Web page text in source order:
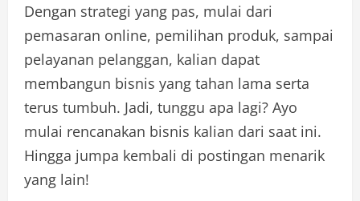
Dengan strategi yang pas, mulai dari
pemasaran online, pemilihan produk, sampai
pelayanan pelanggan, kalian dapat
membangun bisnis yang tahan lama serta
terus tumbuh. Jadi, tunggu apa lagi? Ayo
mulai rencanakan bisnis kalian dari saat ini.
Hingga jumpa kembali di postingan menarik
yang lain!